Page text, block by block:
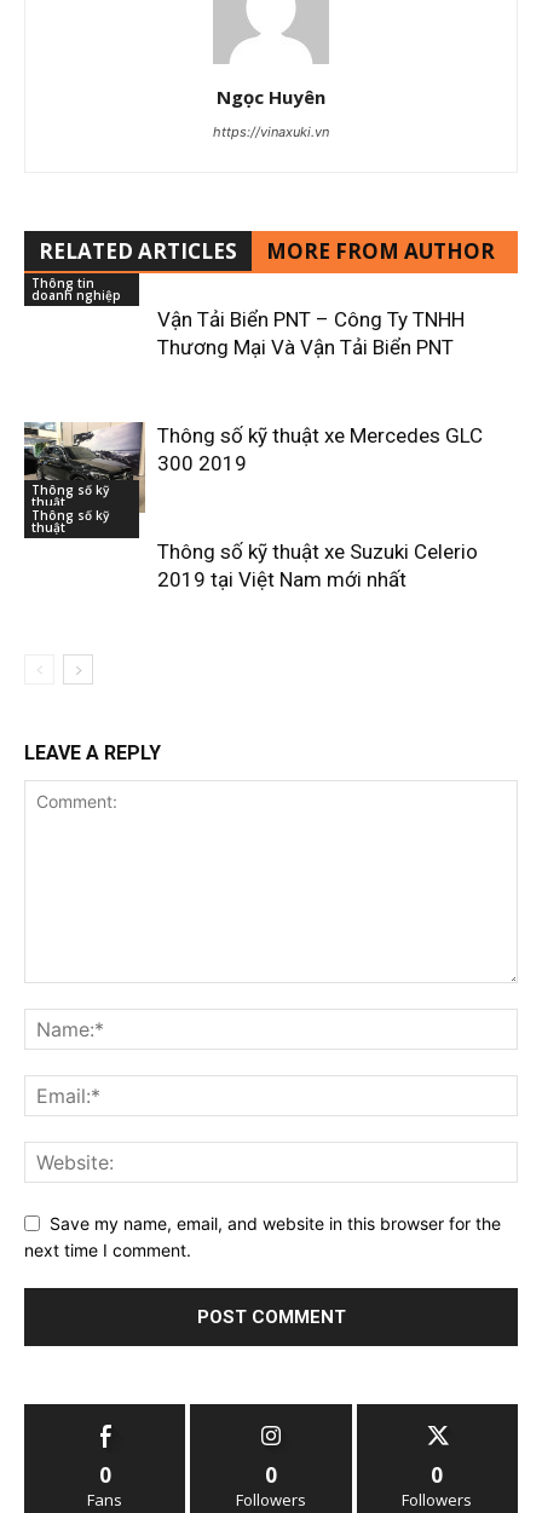
Ngọc Huyên
https://vinaxuki.vn
RELATED ARTICLES MORE FROM AUTHOR
Thông tin
doanh nghiệp
Vận Tải Biển PNT – Công Ty TNHH
Thương Mại Và Vận Tải Biển PNT
Thông số kỹ
thuật
Thông số kỹ thuật xe Mercedes GLC
300 2019
Thông số kỹ
thuật
Thông số kỹ thuật xe Suzuki Celerio
2019 tại Việt Nam mới nhất
LEAVE A REPLY
Save my name, email, and website in this browser for the
next time I comment.
0
Fans
0
Followers
0
Followers